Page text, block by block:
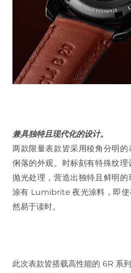
兼具独特且现代化的设计。
两款限量表款皆采用稜角分明
俐落的外观。时标刻有特殊纹
抛光处理，营造出独特且鲜明
涂有 Lumibrite 夜光涂料，即使
然易于读时。
此次表款皆搭载高性能的 6R 系